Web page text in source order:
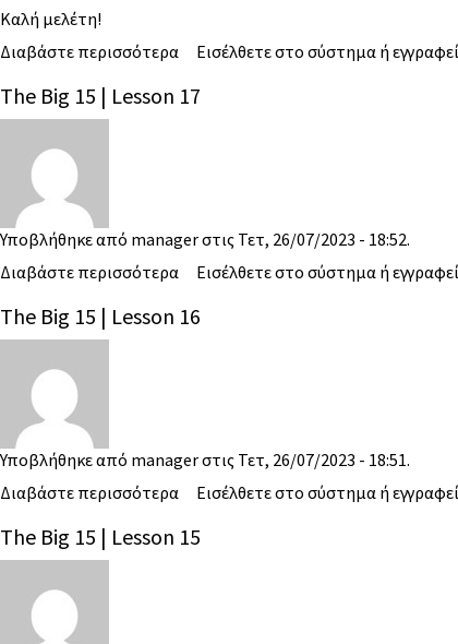
Καλή μελέτη!
Διαβάστε περισσότερα
Εισέλθετε στο σύστημα ή
The Big 15 | Lesson 17
Υποβλήθηκε από managerστις Τετ, 26/07/2023 - 18:52.
Διαβάστε περισσότερα
Εισέλθετε στο σύστημα ή
The Big 15 | Lesson 16
Υποβλήθηκε από managerστις Τετ, 26/07/2023 - 18:51.
Διαβάστε περισσότερα
Εισέλθετε στο σύστημα ή
The Big 15 | Lesson 15